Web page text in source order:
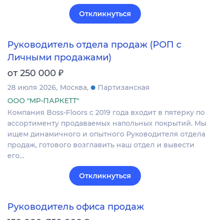
Откликнуться
Руководитель отдела продаж (РОП с
Личными продажами)
от 250 000 ₽
28 июля 2026 Москва
Партизанская
ООО "МР-ПАРКЕТТ"
Компания Boss-Floors с 2019 года входит в пятерку по
ассортименту продаваемых напольных покрытий. Мы
ищем динамичного и опытного Руководителя отдела
продаж, готового возглавить наш отдел и вывести
его…
Откликнуться
Руководитель офиса продаж